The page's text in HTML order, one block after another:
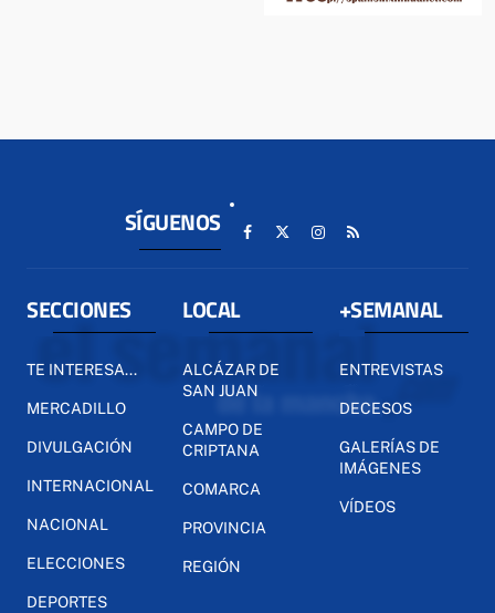
SÍGUENOS
SECCIONES
TE INTERESA...
MERCADILLO
DIVULGACIÓN
INTERNACIONAL
NACIONAL
ELECCIONES
DEPORTES
LOCAL
ALCÁZAR DE
SAN JUAN
CAMPO DE
CRIPTANA
COMARCA
PROVINCIA
REGIÓN
+SEMANAL
ENTREVISTAS
DECESOS
GALERÍAS DE
IMÁGENES
VÍDEOS